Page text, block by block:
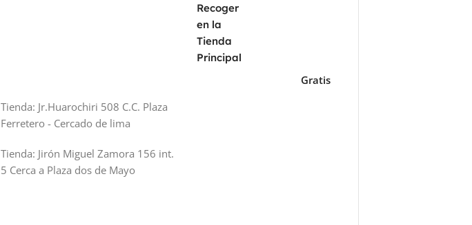
Recoger
en la
Tienda
Principal
Tienda: Jr.Huarochiri 508 C.C. Plaza
Ferretero - Cercado de lima
Tienda: Jirón Miguel Zamora 156 int.
5 Cerca a Plaza dos de Mayo
Gratis